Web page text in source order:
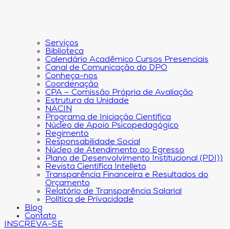
Serviços
Biblioteca
Calendário Acadêmico Cursos Presenciais
Canal de Comunicação do DPO
Conheça-nos
Coordenação
CPA – Comissão Própria de Avaliação
Estrutura da Unidade
NACIN
Programa de Iniciação Científica
Núcleo de Apoio Psicopedagógico
Regimento
Responsabilidade Social
Núcleo de Atendimento ao Egresso
Plano de Desenvolvimento Institucional (PDI))
Revista Científica Intelleto
Transparência Financeira e Resultados do
Orçamento
Relatório de Transparência Salarial
Política de Privacidade
Blog
Contato
INSCREVA-SE